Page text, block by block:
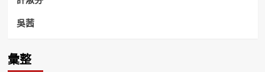
吳茜
彙整